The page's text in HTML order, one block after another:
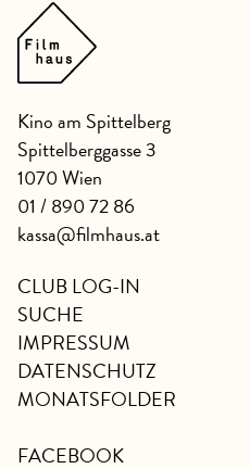
Kino am Spittelberg
Spittelberggasse 3
1070 Wien
01 / 890 72 86
kassa@filmhaus.at
CLUB LOG-IN
SUCHE
IMPRESSUM
DATENSCHUTZ
MONATSFOLDER
FACEBOOK